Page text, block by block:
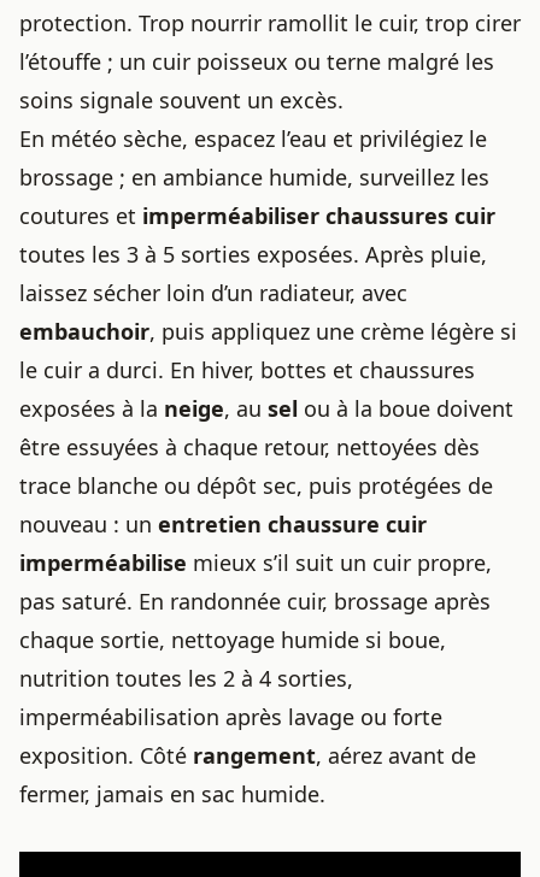
protection. Trop nourrir ramollit le cuir, trop cirer
l’étouffe ; un cuir poisseux ou terne malgré les
soins signale souvent un excès.
En météo sèche, espacez l’eau et privilégiez le
brossage ; en ambiance humide, surveillez les
coutures et imperméabiliser chaussures cuir
toutes les 3 à 5 sorties exposées. Après pluie,
laissez sécher loin d’un radiateur, avec
embauchoir, puis appliquez une crème légère si
le cuir a durci. En hiver, bottes et chaussures
exposées à la neige, au sel ou à la boue doivent
être essuyées à chaque retour, nettoyées dès
trace blanche ou dépôt sec, puis protégées de
nouveau : un entretien chaussure cuir
imperméabilise mieux s’il suit un cuir propre,
pas saturé. En randonnée cuir, brossage après
chaque sortie, nettoyage humide si boue,
nutrition toutes les 2 à 4 sorties,
imperméabilisation après lavage ou forte
exposition. Côté rangement, aérez avant de
fermer, jamais en sac humide.